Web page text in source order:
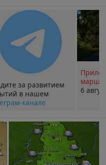
за развитием
в нашем
канале
6